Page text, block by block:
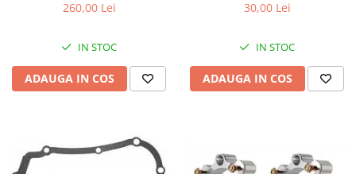
MOTUL 5100 10W40, ULEI
260,00 Lei
IN STOC
ADAUGA IN COS
30,00 Lei
IN STOC
ADAUGA IN COS